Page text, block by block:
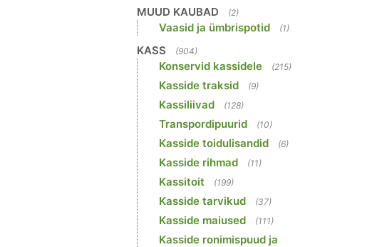
MUUD KAUBAD (2)
Vaasid ja ümbrispotid (1)
KASS (904)
Konservid kassidele (215)
Kasside traksid (9)
Kassiliivad (128)
Transpordipuurid (10)
Kasside toidulisandid (6)
Kasside rihmad (11)
Kassitoit (199)
Kasside tarvikud (37)
Kasside maiused (111)
Kasside ronimispuud ja